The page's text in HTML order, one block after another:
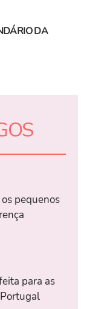
DA
pequenos
para as